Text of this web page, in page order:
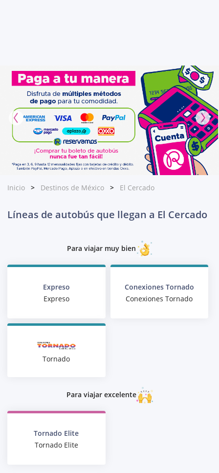
Inicio Destinos de México El Cercado
Líneas de autobús que llegan a El Cercado
Para viajar muy bien
Expreso
Expreso
Conexiones Tornado
Conexiones Tornado
Tornado
Para viajar excelente
Tornado Elite
Tornado Elite